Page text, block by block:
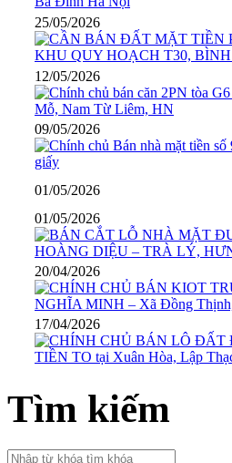
25/05/2026
12/05/2026
09/05/2026
01/05/2026
01/05/2026
20/04/2026
17/04/2026
Tìm kiếm